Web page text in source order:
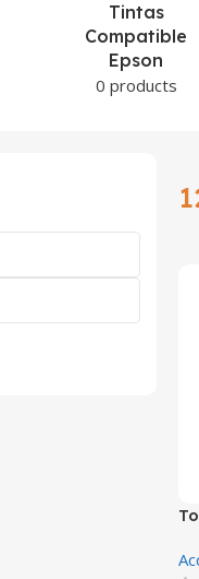
Tintas
Compatible
Epson
0 products